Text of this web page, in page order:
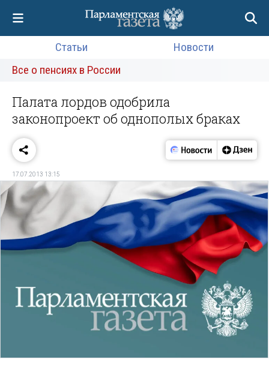
Статьи
Новости
Все о пенсиях в России
Палата лордов одобрила
законопроект об однополых браках
17.07.2013 13:15